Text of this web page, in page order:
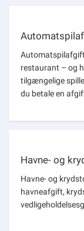
sullissivik.gl
Planportal
Om kommunen
restaurant – og
tilgængelige
du betale en
Havne- og
Havne- og
havneafgift,